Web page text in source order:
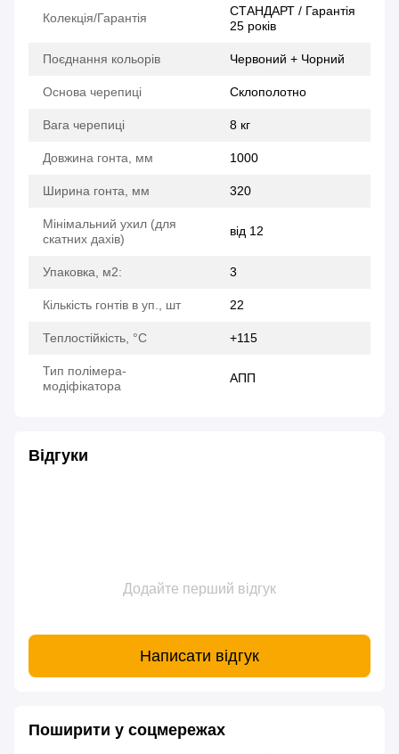
Колекція/Гарантія
СТАНДАРТ / Гарантія
25 років
Поєднання кольорів Червоний + Чорний
Основа черепиці Склополотно
Вага черепиці 8 кг
Довжина гонта, мм 1000
Ширина гонта, мм 320
Мінімальний ухил (для
скатних дахів)
від 12
Упаковка, м2: 3
Кількість гонтів в уп., шт 22
Теплостійкість, °C +115
Тип полімера-
модіфікатора
АПП
Відгуки
Додайте перший відгук
Написати відгук
Поширити у соцмережах